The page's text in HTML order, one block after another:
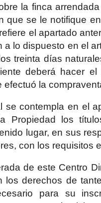
la finca
que se le notifique
el apartado
a lo dispuesto en el
treinta días
deberá hacer
efectuó la
se contempla en el
Propiedad los
lugar, en sus
con los requisitos
de este Centro
los derechos de
para su